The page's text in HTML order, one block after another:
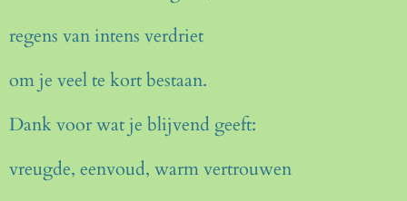
regens van intens verdriet
om je veel te kort bestaan.
Dank voor wat je blijvend geeft:
vreugde, eenvoud, warm vertrouwen